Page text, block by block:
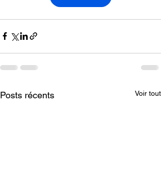
Posts récents Voir tout